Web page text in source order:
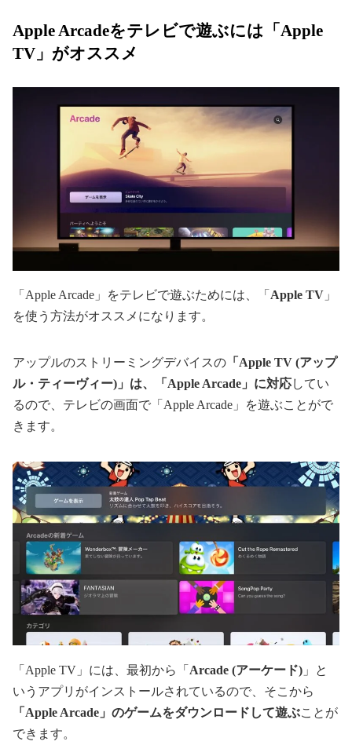
Apple Arcadeをテレビで遊ぶには「Apple
TV」がオススメ
「Apple Arcade」をテレビで遊ぶためには、「 Apple TV 」
を使う方法がオススメになります。
アップルのストリーミングデバイスの 「Apple TV (アップ
ル・ティーヴィー)」は、「Apple Arcade」に対応してい
るので、テレビの画面で「Apple Arcade」を遊ぶことがで
きます。
「Apple TV」には、最初から「 Arcade (アーケード) 」と
いうアプリがインストールされているので、そこから
「Apple Arcade」のゲームをダウンロードして遊ぶことが
できます。